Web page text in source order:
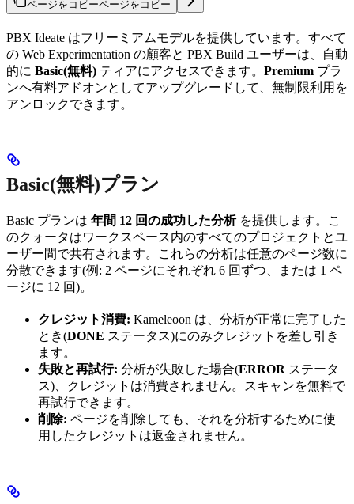
ページをコピーページをコピー
PBX Ideate はフリーミアムモデルを提供しています。すべて
の Web Experimentation の顧客と PBX Build ユーザーは、自動
的に Basic(無料) ティアにアクセスできます。 Premium プラ
ンへ有料アドオンとしてアップグレードして、無制限利用を
アンロックできます。
Basic(無料)プラン
Basic プランは 年間 12 回の成功した分析を提供します。こ
のクォータはワークスペース内のすべてのプロジェクトとユ
ーザー間で共有されます。これらの分析は任意のページ数に
分散できます(例: 2 ページにそれぞれ 6 回ずつ、または 1 ペ
ージに 12 回)。
クレジット消費: Kameleoon は、分析が正常に完了した
とき(DONE ステータス)にのみクレジットを差し引き
ます。
失敗と再試行: 分析が失敗した場合(ERROR ステータ
ス)、クレジットは消費されません。スキャンを無料で
再試行できます。
削除: ページを削除しても、それを分析するために使
用したクレジットは返金されません。